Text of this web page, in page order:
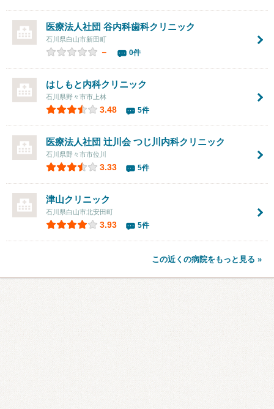
医療法人社団 谷内科歯科クリニック
石川県白山市新田町
－ 0件
はしもと内科クリニック
石川県野々市市上林
3.48 5件
医療法人社団 辻󠄀川会つじ川内科クリニック
石川県野々市市位川
3.33 5件
津山クリニック
石川県白山市北安田町
3.93 5件
この近くの病院をもっと見る »